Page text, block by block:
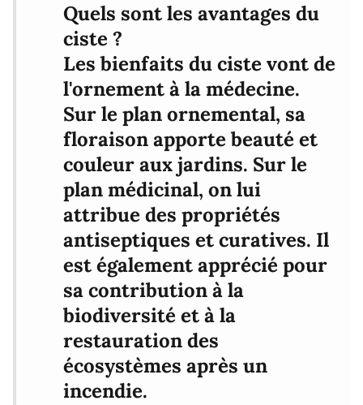
Quels sont les avantages du
ciste ?
Les bienfaits du ciste vont de
l'ornement à la médecine.
Sur le plan ornemental, sa
floraison apporte beauté et
couleur aux jardins. Sur le
plan médicinal, on lui
attribue des propriétés
antiseptiques et curatives. Il
est également apprécié pour
sa contribution à la
biodiversité et à la
restauration des
écosystèmes après un
incendie.